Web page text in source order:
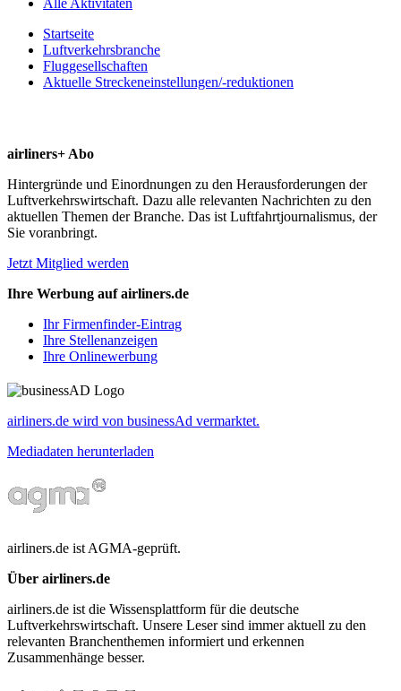
Startseite
Luftverkehrsbranche
Fluggesellschaften
Aktuelle Streckeneinstellungen/-reduktionen
airliners+ Abo
Hintergründe und Einordnungen zu den Herausforderungen der
Luftverkehrswirtschaft. Dazu alle relevanten Nachrichten zu den
aktuellen Themen der Branche. Das ist Luftfahrtjournalismus, der
Sie voranbringt.
Jetzt Mitglied werden
Ihre Werbung auf airliners.de
Ihr Firmenfinder-Eintrag
Ihre Stellenanzeigen
Ihre Onlinewerbung
airliners.de wird von businessAd vermarktet.
Mediadaten herunterladen
airliners.de ist AGMA-geprüft.
Über airliners.de
airliners.de ist die Wissensplattform für die deutsche
Luftverkehrswirtschaft. Unsere Leser sind immer aktuell zu den
relevanten Branchenthemen informiert und erkennen
Zusammenhänge besser.